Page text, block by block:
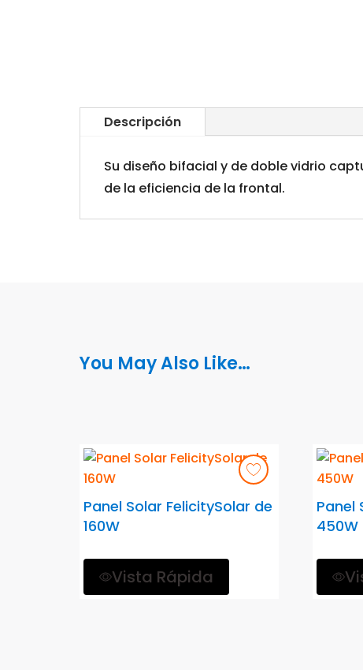
Descripción
Su diseño bifacial y de doble vidrio
de la eficiencia de la frontal.
You May Also Like…
Panel Solar FelicitySolar de
160W
Vista Rápida
Panel
450W